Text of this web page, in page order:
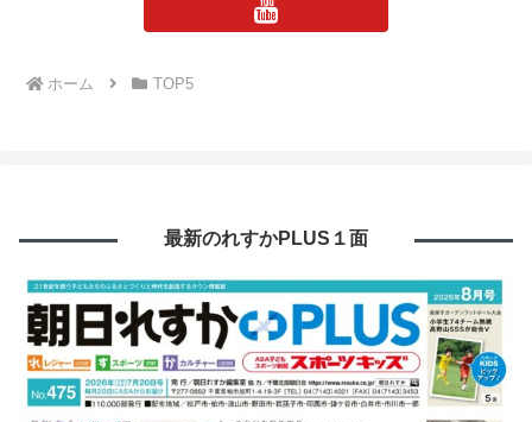
ホーム TOP5
最新のれすかPLUS１面